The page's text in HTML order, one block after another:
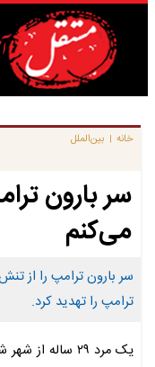
خانه | بین‌الملل
سر بارون
می‌کنم
سر بارون ترامپ را از
ترامپ را تهدید کرد.
یک مرد ۲۹ ساله از